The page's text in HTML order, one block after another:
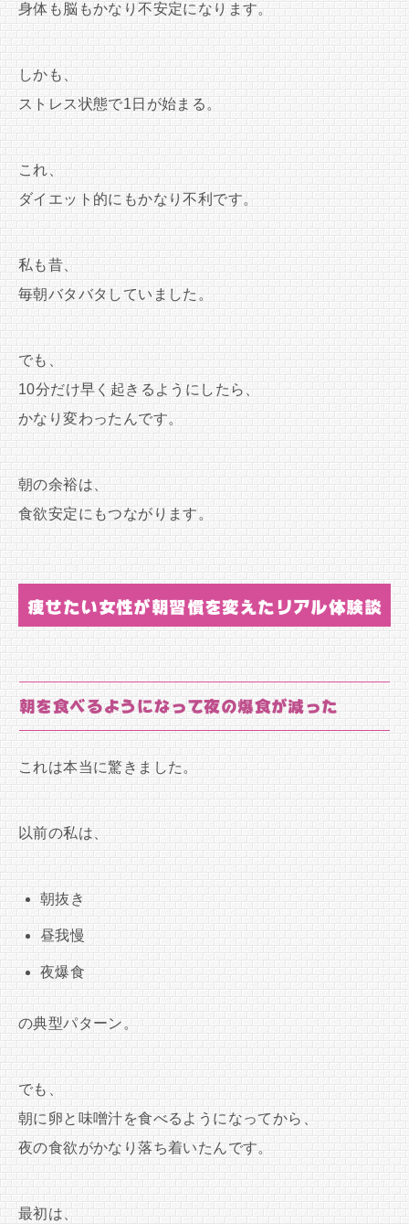
身体も脳もかなり不安定になります。
しかも、
ストレス状態で1日が始まる。
これ、
ダイエット的にもかなり不利です。
私も昔、
毎朝バタバタしていました。
でも、
10分だけ早く起きるようにしたら、
かなり変わったんです。
朝の余裕は、
食欲安定にもつながります。
痩せたい女性が朝習慣を変えたリアル体験談
朝を食べるようになって夜の爆食が減った
これは本当に驚きました。
以前の私は、
朝抜き
昼我慢
夜爆食
の典型パターン。
でも、
朝に卵と味噌汁を食べるようになってから、
夜の食欲がかなり落ち着いたんです。
最初は、